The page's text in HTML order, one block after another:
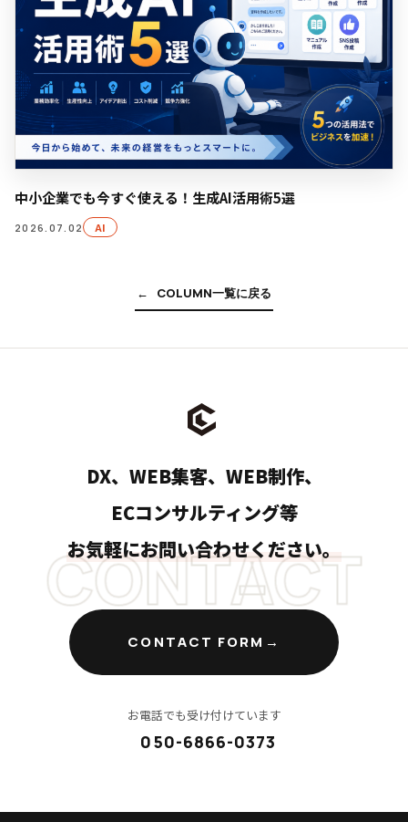
中小企業でも今すぐ使える！生成AI活用術5選
2026.07.02 AI
COLUMN一覧に戻る
CONTACT
DX、WEB集客、WEB制作、
ECコンサルティング等
お気軽にお問い合わせください。
CONTACT FORM
お電話でも受け付けています
050-6866-0373